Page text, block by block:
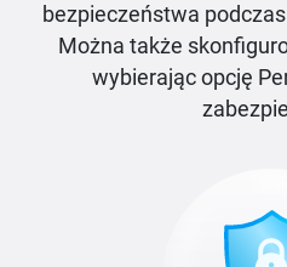
bezpieczeństwa
Można także
wybierając opcję